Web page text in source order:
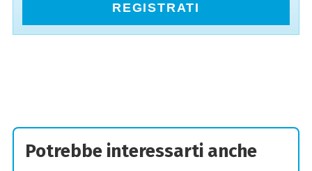
REGISTRATI
Potrebbe interessarti anche